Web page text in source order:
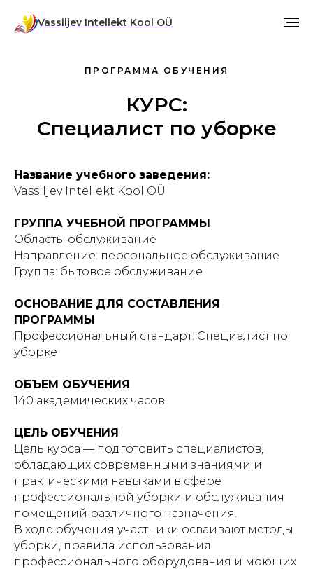
Vassiljev Intellekt Kool OÜ
ПРОГРАММА ОБУЧЕНИЯ
КУРС:
Специалист по уборке
Название учебного заведения:
Vassiljev Intellekt Kool OÜ
ГРУППА УЧЕБНОЙ ПРОГРАММЫ
Область: обслуживание
Направление: персональное обслуживание
Группа: бытовое обслуживание
ОСНОВАНИЕ ДЛЯ СОСТАВЛЕНИЯ
ПРОГРАММЫ
Профессиональный стандарт: Специалист по
уборке
ОБЪЕМ ОБУЧЕНИЯ
140 академических часов
ЦЕЛЬ ОБУЧЕНИЯ
Цель курса — подготовить специалистов,
обладающих современными знаниями и
практическими навыками в сфере
профессиональной уборки и обслуживания
помещений различного назначения.
В ходе обучения участники осваивают методы
уборки, правила использования
профессионального оборудования и моющих